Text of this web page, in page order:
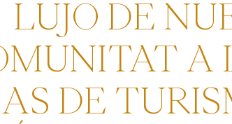
LUJO DE
A
DE